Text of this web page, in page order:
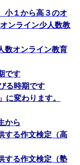
小１から高３のオ
ンライン少人数教
数オンライン教育
です
る時期です
変わります。
から
する作文検定（高
する作文検定（塾